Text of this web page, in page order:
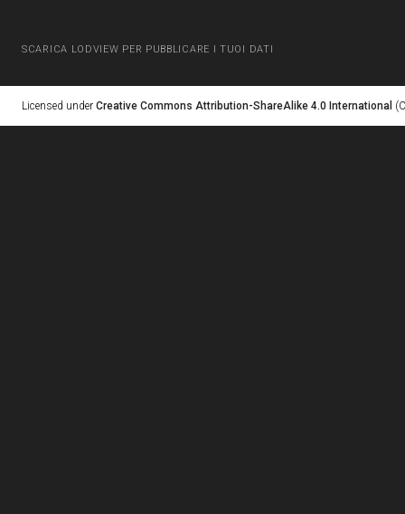
SCARICA LODVIEW PER PUBBLICARE I TUOI DATI
Licensed under Creative Commons Attribution-ShareAlike 4.0 International